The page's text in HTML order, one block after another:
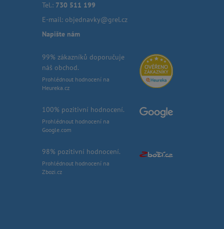
Tel.: 730 511 199
E-mail: objednavky@grel.cz
Napište nám
99% zákazníků doporučuje
náš obchod.
Prohlédnout hodnocení na
Heureka.cz
100% pozitivní hodnocení.
Prohlédnout hodnocení na
Google.com
98% pozitivní hodnocení.
Prohlédnout hodnocení na
Zbozi.cz